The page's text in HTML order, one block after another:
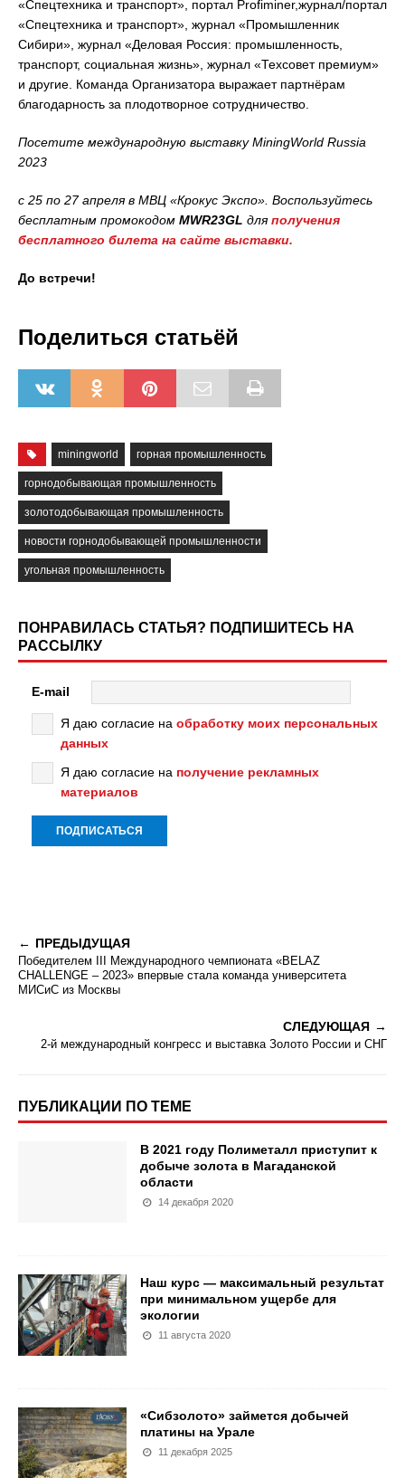
«Спецтехника и транспорт», портал Profiminer,журнал/портал
«Спецтехника и транспорт», журнал «Промышленник
Сибири», журнал «Деловая Россия: промышленность,
транспорт, социальная жизнь», журнал «Техсовет премиум»
и другие. Команда Организатора выражает партнёрам
благодарность за плодотворное сотрудничество.
Посетите международную выставкуMiningWorld Russia
2023
с 25 по 27 апреля в МВЦ «Крокус Экспо». Воспользуйтесь
бесплатным промокодом MWR23GL дляполучения
бесплатного билета на сайте выставки.
До встречи!
Поделиться статьёй
miningworld горная промышленность
горнодобывающая промышленность
золотодобывающая промышленность
новости горнодобывающей промышленности
угольная промышленность
ПОНРАВИЛАСЬ СТАТЬЯ? ПОДПИШИТЕСЬ НА
РАССЫЛКУ
E-mail
Я даю согласие на обработку моих персональных
данных
Я даю согласие на получение рекламных
материалов
ПРЕДЫДУЩАЯ
Победителем III Международного чемпионата «BELAZ
CHALLENGE – 2023» впервые стала команда университета
МИСиС из Москвы
СЛЕДУЮЩАЯ
2-й международный конгресс и выставка Золото России и СНГ
ПУБЛИКАЦИИ ПО ТЕМЕ
В 2021 году Полиметалл приступит к
добыче золота в Магаданской
области
14 декабря 2020
Наш курс — максимальный результат
при минимальном ущербе для
экологии
11 августа 2020
«Сибзолото» займется добычей
платины на Урале
11 декабря 2025